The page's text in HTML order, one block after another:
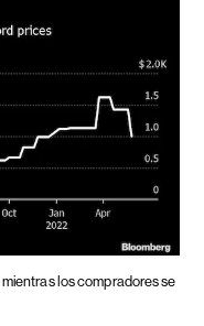
los compradores se